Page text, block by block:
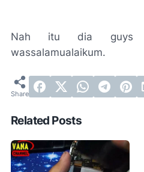
Nah itu dia guys
wassalamualaikum.
Related Posts